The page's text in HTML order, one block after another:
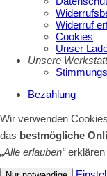
Widerruf
Cookies
Unser
Unsere Werkstatt
Bezahlung
Wir verwenden
das bestmögliche
„Alle erlauben“erklären